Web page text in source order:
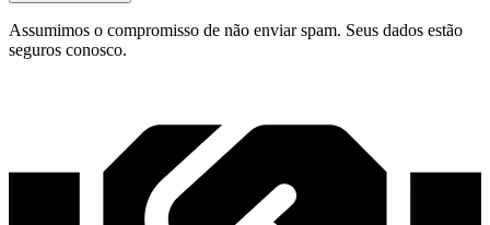
Assumimos o compromisso de não enviar spam. Seus dados estão
seguros conosco.